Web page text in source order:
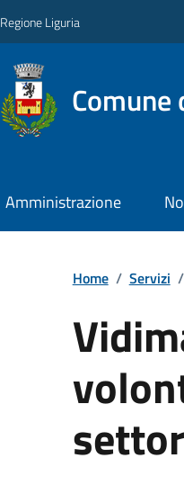
Regione Liguria
Amministrazione
Home / Servizi /